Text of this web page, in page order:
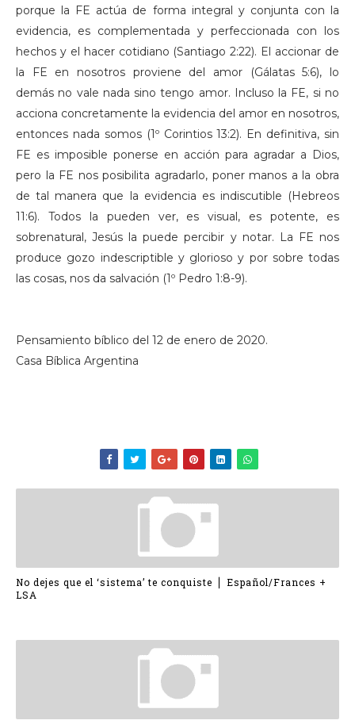
porque la FE actúa de forma integral y conjunta con la
evidencia, es complementada y perfeccionada con los
hechos y el hacer cotidiano (Santiago 2:22). El accionar de
la FE en nosotros proviene del amor (Gálatas 5:6), lo
demás no vale nada sino tengo amor. Incluso la FE, si no
acciona concretamente la evidencia del amor en nosotros,
entonces nada somos (1º Corintios 13:2). En definitiva, sin
FE es imposible ponerse en acción para agradar a Dios,
pero la FE nos posibilita agradarlo, poner manos a la obra
de tal manera que la evidencia es indiscutible (Hebreos
11:6). Todos la pueden ver, es visual, es potente, es
sobrenatural, Jesús la puede percibir y notar. La FE nos
produce gozo indescriptible y glorioso y por sobre todas
las cosas, nos da salvación (1º Pedro 1:8-9).
Pensamiento bíblico del 12 de enero de 2020.
Casa Bíblica Argentina
No dejes que el ‘sistema’ te conquiste ⎪ Español/Frances +
LSA